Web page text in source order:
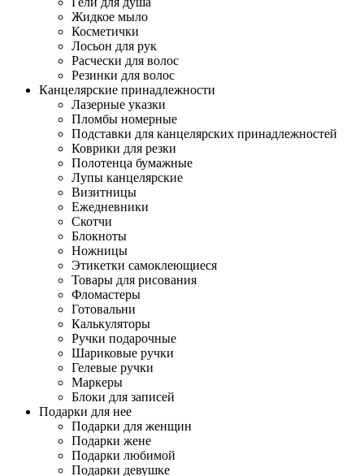
Жидкое мыло
Косметички
Лосьон для рук
Расчески для волос
Резинки для волос
Канцелярские принадлежности
Лазерные указки
Пломбы номерные
Подставки для канцелярских принадлежностей
Коврики для резки
Полотенца бумажные
Лупы канцелярские
Визитницы
Ежедневники
Скотчи
Блокноты
Ножницы
Этикетки самоклеющиеся
Товары для рисования
Фломастеры
Готовальни
Калькуляторы
Ручки подарочные
Шариковые ручки
Гелевые ручки
Маркеры
Блоки для записей
Подарки для нее
Подарки для женщин
Подарки жене
Подарки любимой
Подарки девушке